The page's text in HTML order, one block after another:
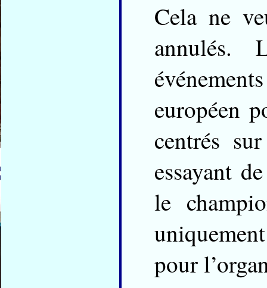
Cela ne
annulés.
européen
centrés
essayant
le
pour